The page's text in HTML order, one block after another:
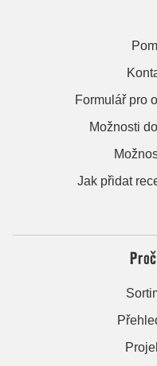
Formulář pro
Možnosti
Jak přidat